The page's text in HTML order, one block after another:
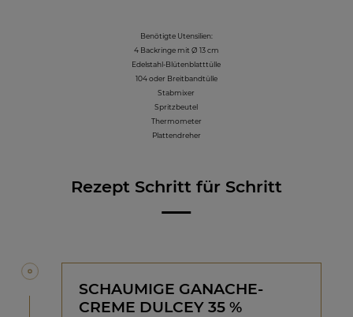
Benötigte Utensilien:
4 Backringe mit Ø 13 cm
Edelstahl-Blütenblatttülle
104 oder Breitbandtülle
Stabmixer
Spritzbeutel
Thermometer
Plattendreher
Rezept Schritt für Schritt
SCHAUMIGE GANACHE-
CREME DULCEY 35 %